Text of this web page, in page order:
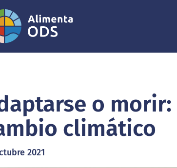
o
climático
2021